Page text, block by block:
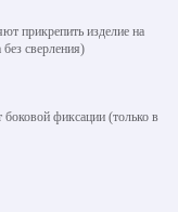
прикрепить изделие на
сверления)
фиксации (только в